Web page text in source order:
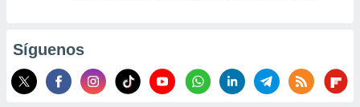
Síguenos